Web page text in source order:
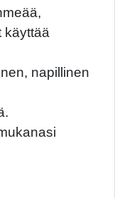
käyttää
napillinen